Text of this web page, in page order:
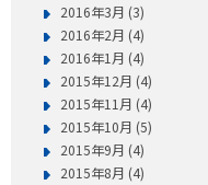
2016年3月 (3)
2016年2月 (4)
2016年1月 (4)
2015年12月 (4)
2015年11月 (4)
2015年10月 (5)
2015年9月 (4)
2015年8月 (4)